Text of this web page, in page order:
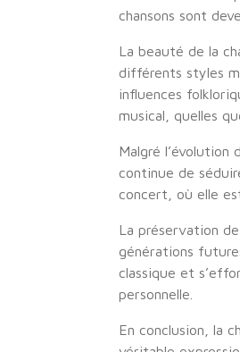
chansons sont
La beauté de la
différents styles
influences
musical, quelles
Malgré l’évolution
continue de
concert, où elle
La préservation
générations
classique et
personnelle.
En conclusion, la